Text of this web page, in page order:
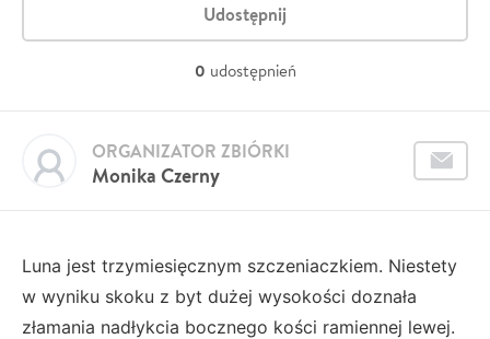
Udostępnij
0 udostępnień
Monika Czerny
ORGANIZATOR ZBIÓRKI
Luna jest trzymiesięcznym szczeniaczkiem. Niestety
w wyniku skoku z byt dużej wysokości doznała
złamania nadłykcia bocznego kości ramiennej lewej.